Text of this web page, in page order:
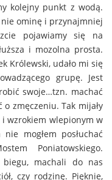
kolejny punkt z wodą.
nie ominę i przynajmniej
pojawiamy się na
i mozolna prosta.
Królewski, udało mi się
grupę. Jest
swoje…tzn. machać
zmęczeniu. Tak mijały
wzrokiem wlepionym w
mogłem posłuchać
Poniatowskiego.
machali do nas
czy rodzinę. Pięknie,